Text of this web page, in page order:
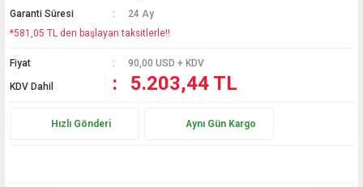
Garanti Süresi
24 Ay
*581,05 TL den başlayan taksitlerle!!
Fiyat 90,00 USD + KDV
KDV Dahil 5.203,44 TL
Hızlı Gönderi Aynı Gün Kargo